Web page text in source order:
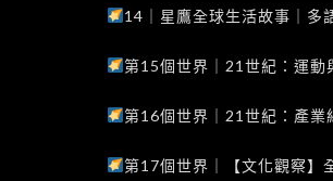
14｜星鷹全球生活故事｜多
第15個世界｜21世紀：運
第16個世界｜21世紀：產
第17個世界｜【文化觀察】